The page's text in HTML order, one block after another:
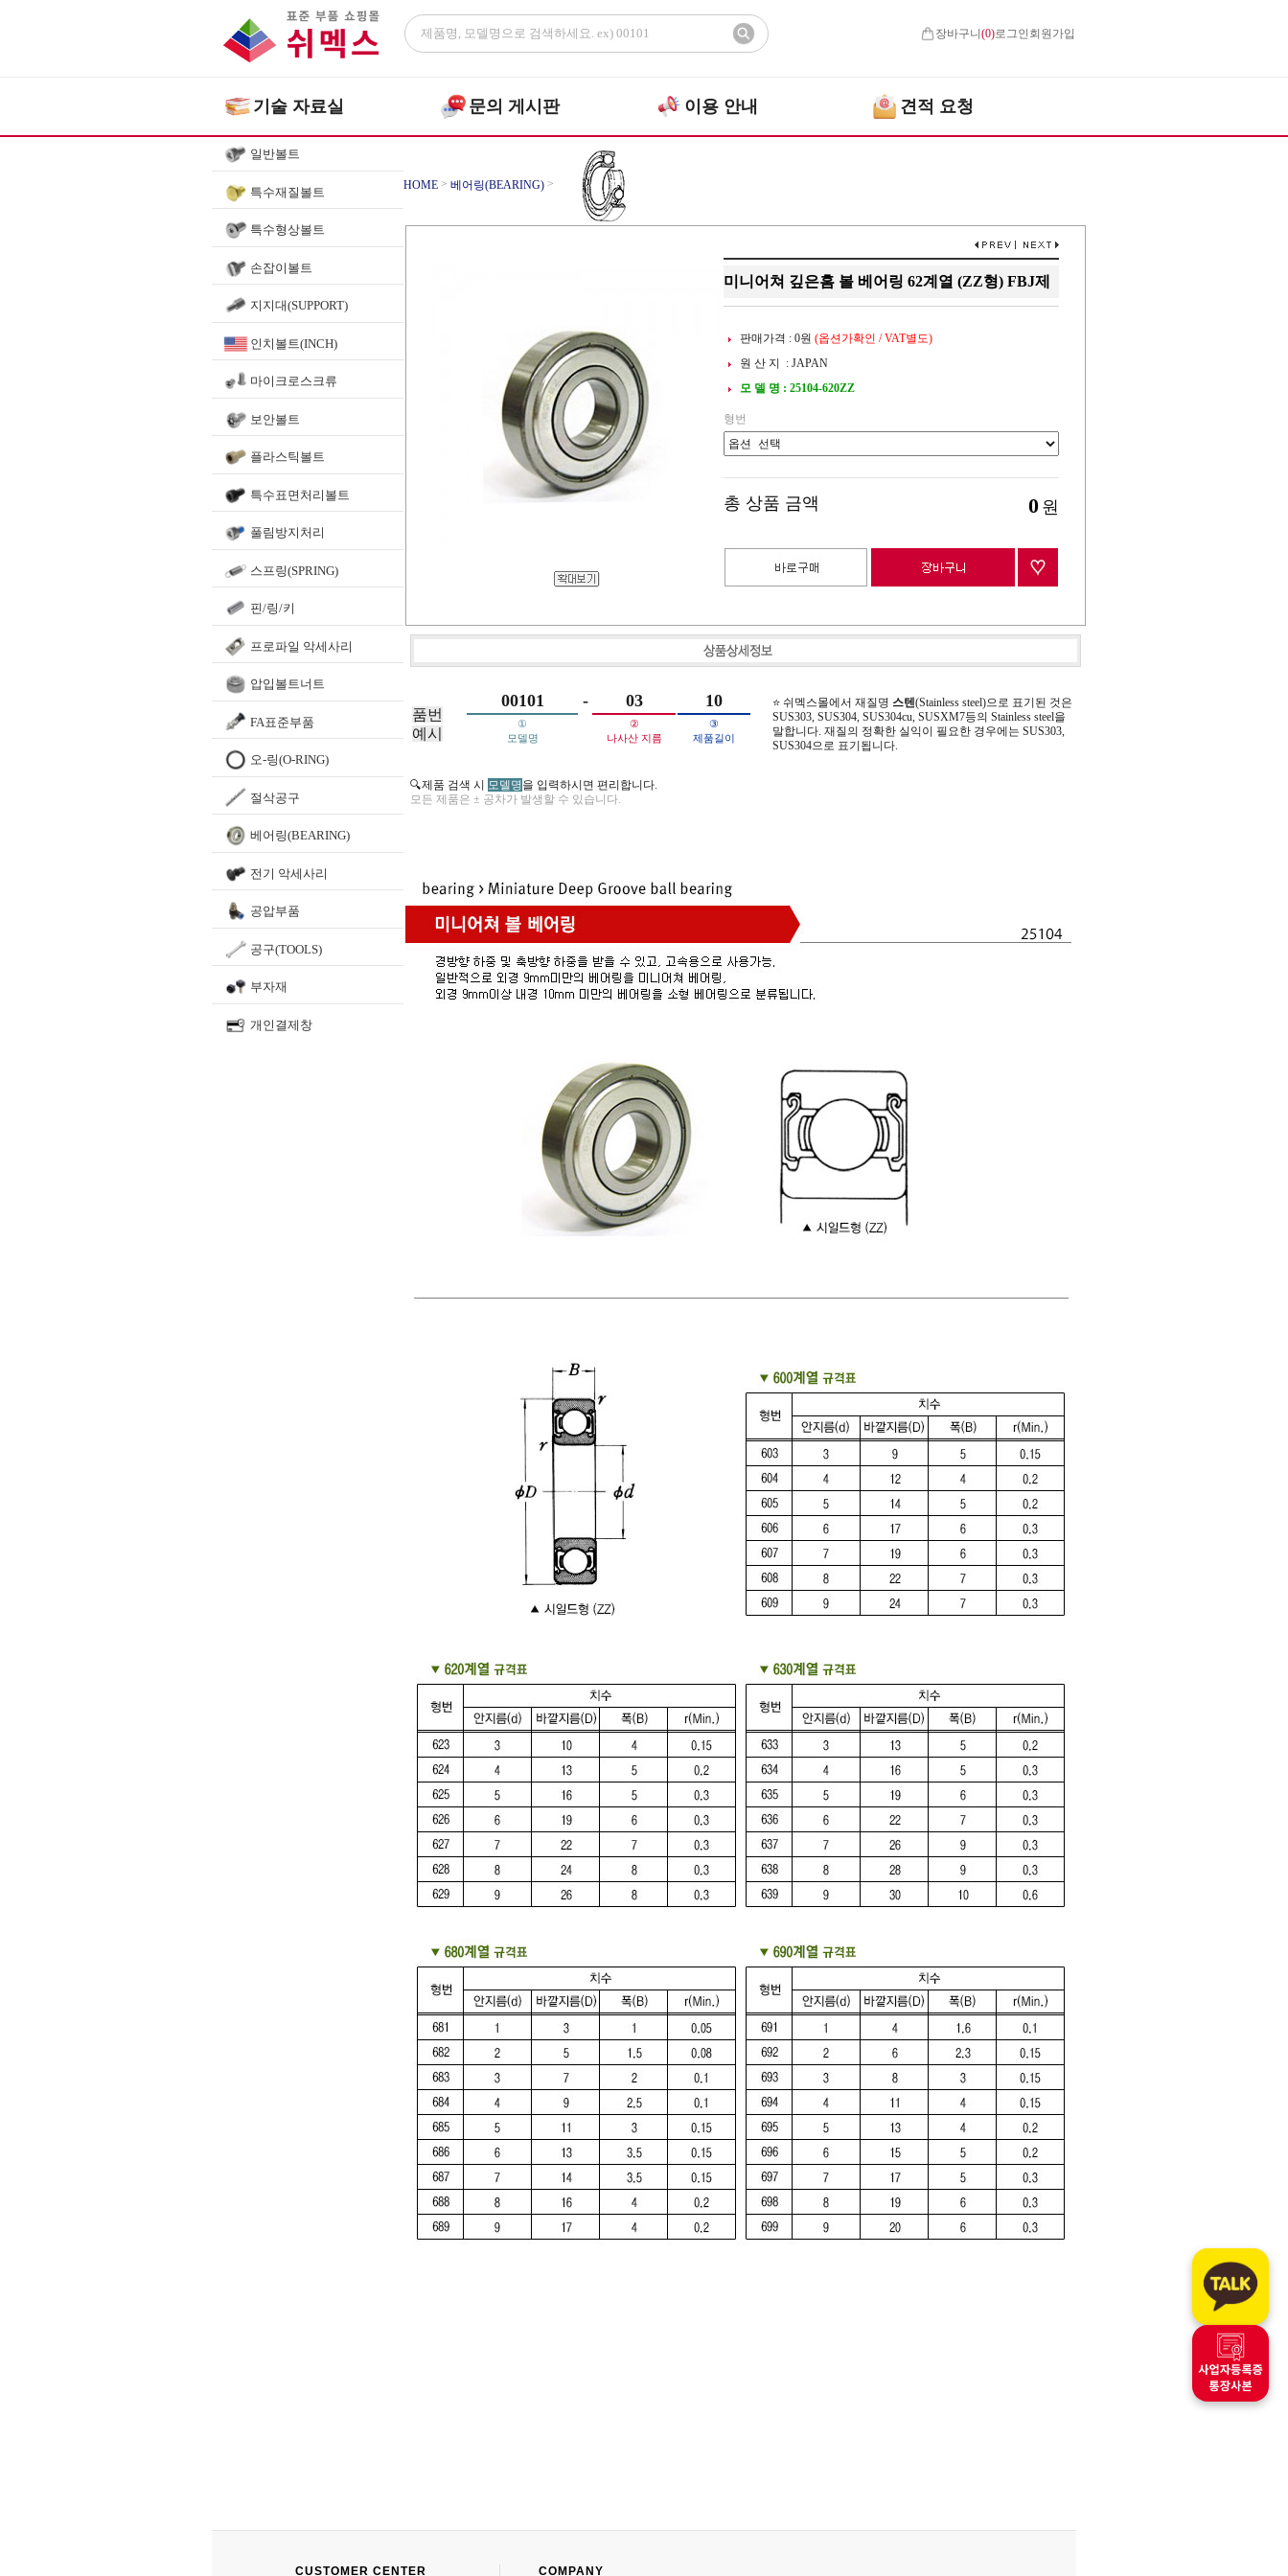
장바구니(0)로그인 회원가입
기술 자료실 문의 게시판 이용 안내 견적 요청
일반볼트
특수재질볼트
특수형상볼트
손잡이볼트
지지대(SUPPORT)
인치볼트(INCH)
마이크로스크류
보안볼트
플라스틱볼트
특수표면처리볼트
풀림방지처리
스프링(SPRING)
핀/링/키
프로파일 악세사리
압입볼트너트
FA표준부품
오-링(O-RING)
절삭공구
베어링(BEARING)
전기 악세사리
공압부품
공구(TOOLS)
부자재
개인결제창
HOME > 베어링(BEARING) >
미니어쳐 깊은홈 볼 베어링 62계열 (ZZ형) FBJ제
판매가격 : 0원 (옵션가확인 / VAT별도)
원 산 지 : JAPAN
모 델 명 : 25104-620ZZ
형번
총 상품 금액 0 원
품번
예시
00101 - 03 10
①
모델명
②
나사산 지름
③
제품길이
⭐ 쉬멕스몰에서 재질명 스텐(Stainless steel)으로 표기된 것은
SUS303, SUS304, SUS304cu, SUSXM7등의 Stainless steel을
말합니다. 재질의 정확한 실익이 필요한 경우에는 SUS303,
SUS304으로 표기됩니다.
🔍제품 검색 시 모델명을 입력하시면 편리합니다.
모든 제품은 ± 공차가 발생할 수 있습니다.
CUSTOMER CENTER COMPANY